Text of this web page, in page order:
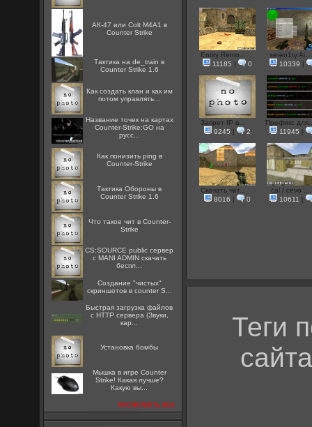
АК-47 или Colt M4A1 в
Counter Strike
Тактика на de_train в
Counter Strike 1.6
Как создать клан и как им
потом управлять...
Название точек на картах
Counter-Strike:GO на
русс...
Как понизить ping в
Counter-Strike
Тактика Обороны в
Counter Strike 1.6
Что такое чит в Counter-
Strike
CS:SOURCE public сервер
с MANI ADMIN скачать
беспл...
Создание "чистых"
скриншотов в counter S...
Быстрая загрузка файлов
с HTTP сервера (Звуки,
кар...
Установка бомбы
Мышка в игре Counter
Strike! Какая лучше?
Какую вы...
посмотреть все
Entity Remo...
11185 | 0
seren1ty Ai...
10339 |
Запрет IP в...
9245 | 2
Префикс
11945 |
Скачать чит...
8016 | 0
cal / cevo ...
10611 |
Теги